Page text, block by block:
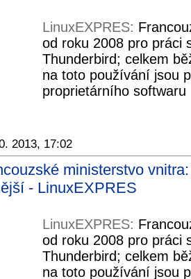
LinuxEXPRES:
od roku 2008 pro práci
Thunderbird; celkem
na toto používání jsou
proprietárního
2013, 17:02
ministerstvo
- LinuxEXPRES
LinuxEXPRES:
od roku 2008 pro práci
Thunderbird; celkem
na toto používání jsou